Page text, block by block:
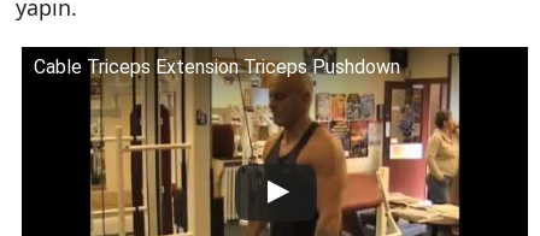
yapın.
Cable Triceps Extension Triceps Pushdown